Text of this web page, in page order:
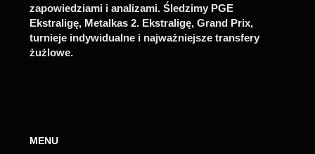
zapowiedziami i analizami. Śledzimy PGE
Ekstraligę, Metalkas 2. Ekstraligę, Grand Prix,
turnieje indywidualne i najważniejsze transfery
żużlowe.
MENU